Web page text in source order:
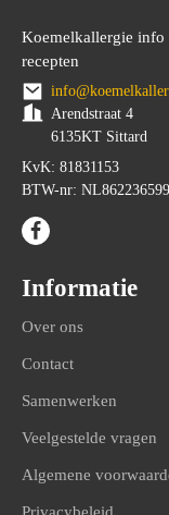
Koemelkallergie
recepten
Arendstraat 4
6135KT Sittard
KvK: 81831153
BTW-nr:
Informatie
Over ons
Contact
Samenwerken
Veelgestelde vragen
Algemene